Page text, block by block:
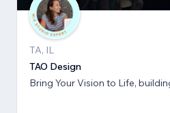
TA, IL
TAO Design
Bring Your Vision to Life,